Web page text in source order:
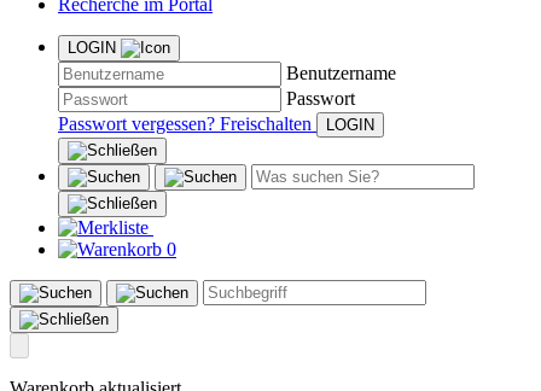
Recherche im Portal
LOGIN
Benutzername
Passwort
Passwort vergessen? Freischalten
0